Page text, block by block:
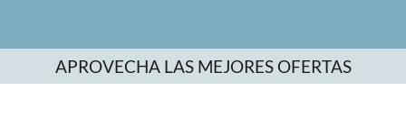
APROVECHA LAS MEJORES OFERTAS